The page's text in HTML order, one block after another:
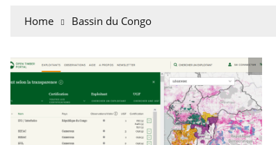
Home Bassin du Congo